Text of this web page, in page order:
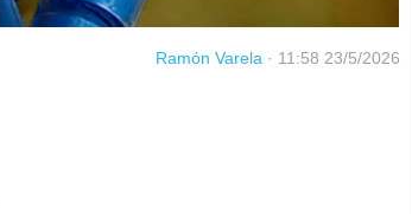
Ramón Varela · 11:58 23/5/2026